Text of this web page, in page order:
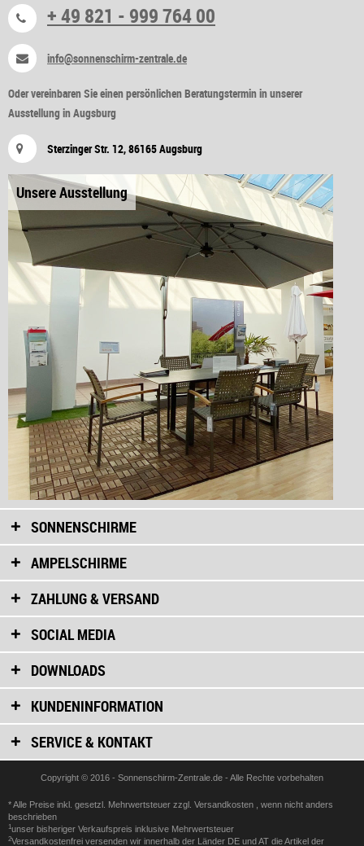
+ 49 821 - 999 764 00
info@sonnenschirm-zentrale.de
Oder vereinbaren Sie einen persönlichen Beratungstermin in unserer
Ausstellung in Augsburg
Sterzinger Str. 12, 86165 Augsburg
Unsere Ausstellung
SONNENSCHIRME
AMPELSCHIRME
ZAHLUNG & VERSAND
SOCIAL MEDIA
DOWNLOADS
KUNDENINFORMATION
SERVICE & KONTAKT
Copyright © 2016 - Sonnenschirm-Zentrale.de - Alle Rechte vorbehalten
* Alle Preise inkl. gesetzl. Mehrwertsteuer zzgl. Versandkosten
, wenn nicht anders
beschrieben
1 unser bisheriger Verkaufspreis inklusive Mehrwertsteuer
2Versandkostenfrei versenden wir innerhalb der Länder DE und AT die Artikel der